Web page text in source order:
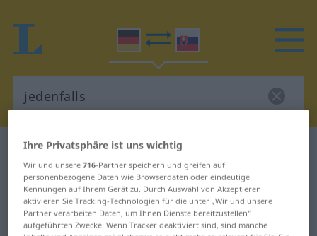
Deutsch-Slowakisch Wörterbuch
Deutsch-Slowakisch Übersetzung
für "jedenfalls"
Ihre Privatsphäre ist uns wichtig
Wir und unsere716-Partner speichern und greifen auf
personenbezogene Daten wie Browserdaten oder eindeutige
Kennungen auf Ihrem Gerät zu. Durch Auswahl von Akzeptieren
aktivieren Sie Tracking-Technologien für die unter „Wir und unsere
Partner verarbeiten Daten, um Ihnen Dienste bereitzustellen“
aufgeführten Zwecke. Wenn Tracker deaktiviert sind, sind manche